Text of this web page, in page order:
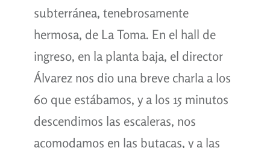
subterránea, tenebrosamente
hermosa, de La Toma. En el hall de
ingreso, en la planta baja, el director
Álvarez nos dio una breve charla a los
60 que estábamos, y a los 15 minutos
descendimos las escaleras, nos
acomodamos en las butacas, y a las